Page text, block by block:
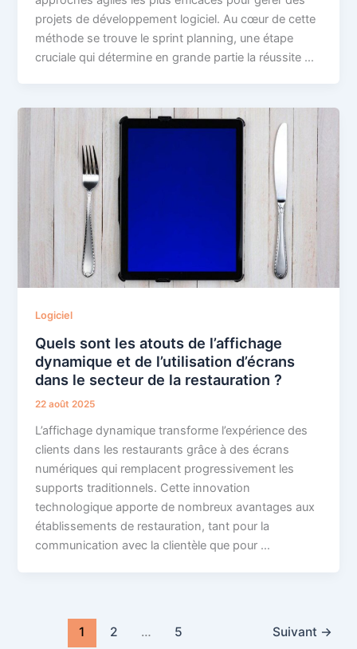
projets de développement logiciel. Au cœur de cette
méthode se trouve le sprint planning, une étape
cruciale qui détermine en grande partie la réussite …
Logiciel
Quels sont les atouts de l’affichage
dynamique et de l’utilisation d’écrans
dans le secteur de la restauration ?
22 août 2025
L’affichage dynamique transforme l’expérience des
clients dans les restaurants grâce à des écrans
numériques qui remplacent progressivement les
supports traditionnels. Cette innovation
technologique apporte de nombreux avantages aux
établissements de restauration, tant pour la
communication avec la clientèle que pour …
1 2 … 5 Suivant →